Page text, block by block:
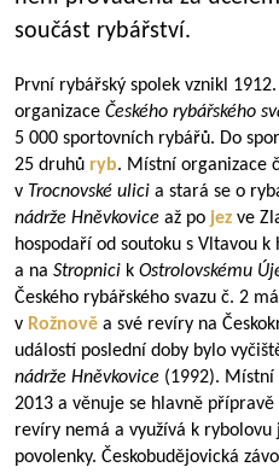
součást rybářství.
První rybářský spolek vznikl
organizace Českého rybářského
5 000 sportovních rybářů. Do
25 druhů ryb. Místní organizace
v Trocnovské ulici a stará se o
nádrže Hněvkovice až po jez ve
hospodaří od soutoku s Vltavou k
a na Stropnici k Ostrolovskému
Českého rybářského svazu č. 2
v Rožnově a své revíry na
událostí poslední doby bylo
nádrže Hněvkovice (1992). Místní
2013 a věnuje se hlavně
revíry nemá a využívá k rybolovu
povolenky. Českobudějovická